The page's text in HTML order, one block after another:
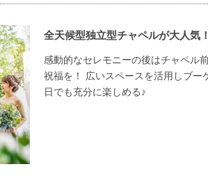
全天候型独立型チャペルが大人気！
感動的なセレモニーの後はチャペル
祝福を！ 広いスペースを活用しブー
日でも充分に楽しめる♪